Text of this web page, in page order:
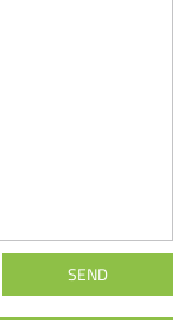
SEND